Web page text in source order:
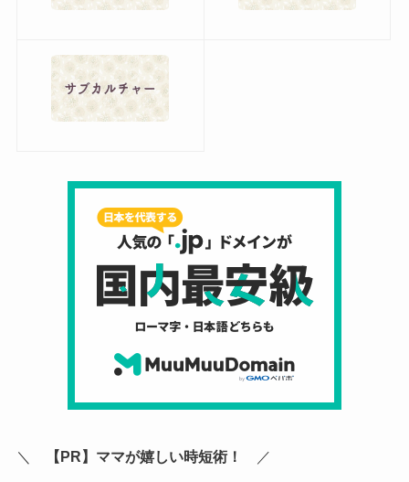
＼ 【PR】ママが嬉しい時短術！ ／